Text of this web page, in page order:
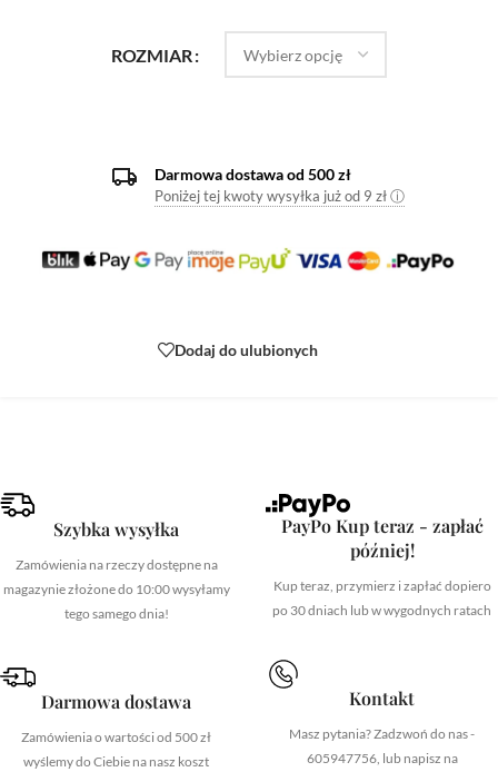
ROZMIAR
Darmowa dostawa od 500 zł
Poniżej tej kwoty wysyłka już od 9 zł ⓘ
Dodaj do ulubionych
Szybka wysyłka
Zamówienia na rzeczy dostępne na
magazynie złożone do 10:00 wysyłamy
tego samego dnia!
Darmowa dostawa
Zamówienia o wartości od 500 zł
wyślemy do Ciebie na nasz koszt
PayPo Kup teraz - zapłać
później!
Kup teraz, przymierz i zapłać dopiero
po 30 dniach lub w wygodnych ratach
Kontakt
Masz pytania? Zadzwoń do nas -
605947756, lub napisz na